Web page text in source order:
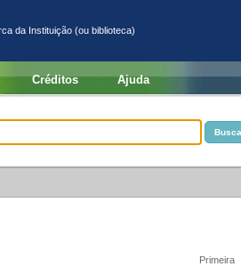
da Instituição (ou biblioteca)
Créditos Ajuda
Primeira